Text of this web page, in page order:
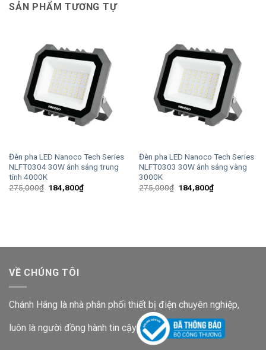
SẢN PHẨM TƯƠNG TỰ
Đèn pha LED Nanoco Tech Series
NLFT0304 30W ánh sáng trung
tính 4000K
275,000₫ Giá
184,800₫Giá
hiện
Đèn pha LED Nanoco Tech Series
NLFT0303 30W ánh sáng vàng
3000K
275,000₫ Giá
184,800₫Giá
hiện
VỀ CHÚNG TÔI
Chánh Hãng là nhà phân phối thiết bị điện chuyên nghiệp,
luôn là người đồng hành tin cậy